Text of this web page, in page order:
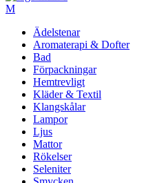
Ädelstenar
Aromaterapi & Dofter
Bad
Förpackningar
Hemtrevligt
Kläder & Textil
Klangskålar
Lampor
Ljus
Mattor
Rökelser
Seleniter